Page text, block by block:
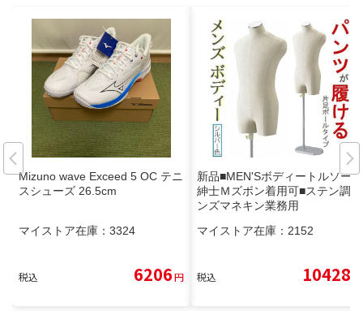
Mizuno wave Exceed 5 OC テニ
スシューズ 26.5cm
マイストア在庫： 3324
税込 6206円
新品■MEN'Sボディートルソー
紳士Ｍズボン着用可■ステン調メ
ンズマネキン業務用
マイストア在庫： 2152
税込 10428